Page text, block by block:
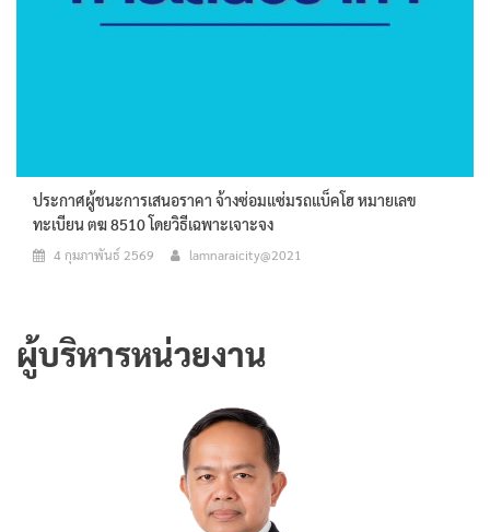
ประกาศผู้ชนะการเสนอราคา จ้างซ่อมแซ่มรถแบ็คโฮ หมายเลข
ทะเบียน ตฆ 8510 โดยวิธีเฉพาะเจาะจง
4 กุมภาพันธ์ 2569 lamnaraicity@2021
ผู้บริหารหน่วยงาน